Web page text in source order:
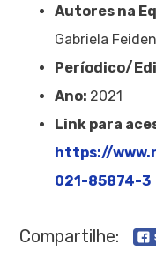
Autores na
Gabriela
Períodico/
Ano: 2021
Link para
https://
021-85874-3
Compartilhe: